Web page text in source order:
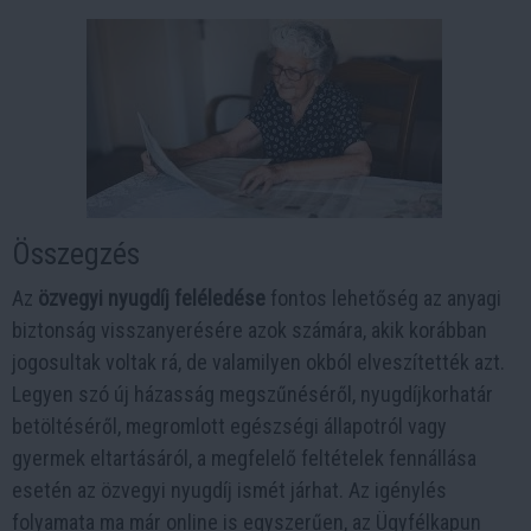
Összegzés
Az özvegyi nyugdíj feléledése fontos lehetőség az anyagi
biztonság visszanyerésére azok számára, akik korábban
jogosultak voltak rá, de valamilyen okból elveszítették azt.
Legyen szó új házasság megszűnéséről, nyugdíjkorhatár
betöltéséről, megromlott egészségi állapotról vagy
gyermek eltartásáról, a megfelelő feltételek fennállása
esetén az özvegyi nyugdíj ismét járhat. Az igénylés
folyamata ma már online is egyszerűen, az Ügyfélkapun